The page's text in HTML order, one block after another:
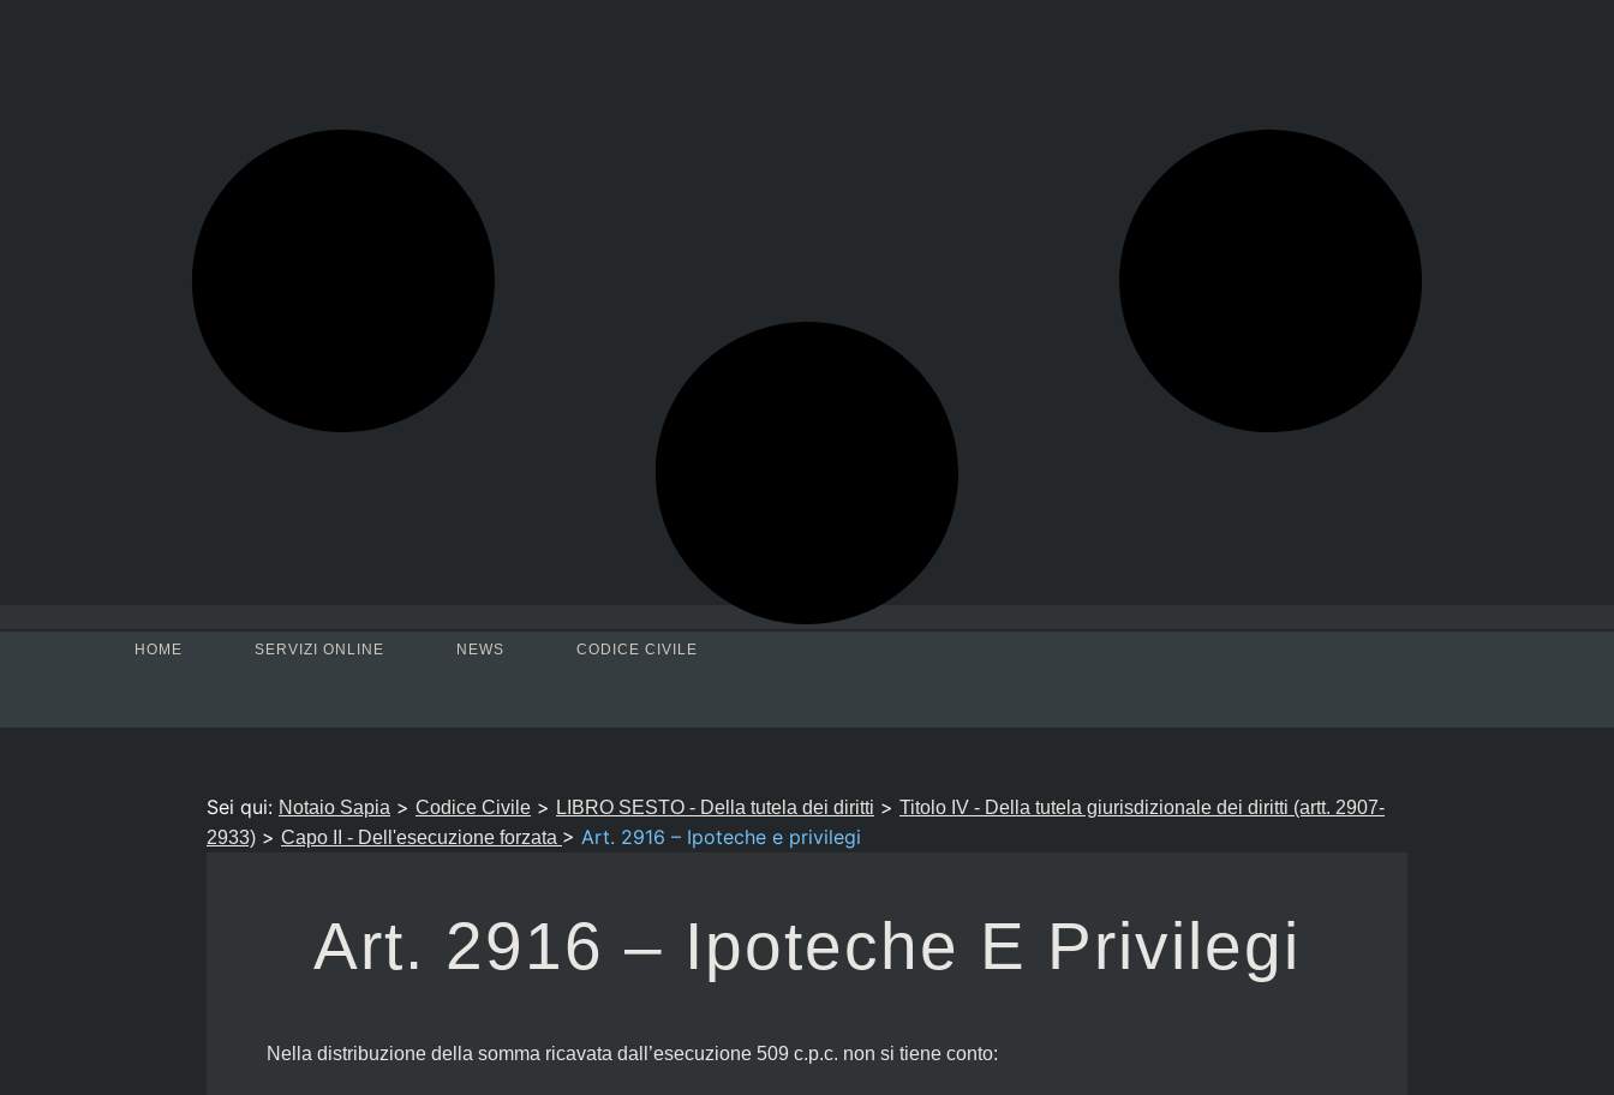
HOME SERVIZI ONLINE NEWS CODICE CIVILE
Sei qui: Notaio Sapia > Codice Civile > LIBRO SESTO - Della tutela dei diritti > Titolo IV - Della tutela giurisdizionale dei diritti (artt. 2907-
2933) > Capo II - Dell'esecuzione forzata > Art. 2916 – Ipoteche e privilegi
Art. 2916 – Ipoteche E Privilegi
Nella distribuzione della somma ricavata dall’esecuzione 509 c.p.c. non si tiene conto: